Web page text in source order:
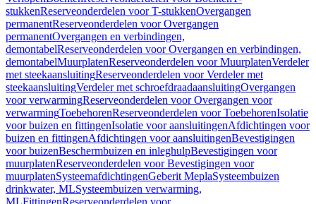
stukkenReserveonderdelen voor T-stukkenOvergangen
permanentReserveonderdelen voor Overgangen
permanentOvergangen en verbindingen,
demontabelReserveonderdelen voor Overgangen en verbindingen,
demontabelMuurplatenReserveonderdelen voor MuurplatenVerdeler
met steekaansluitingReserveonderdelen voor Verdeler met
steekaansluitingVerdeler met schroefdraadaansluitingOvergangen
voor verwarmingReserveonderdelen voor Overgangen voor
verwarmingToebehorenReserveonderdelen voor ToebehorenIsolatie
voor buizen en fittingenIsolatie voor aansluitingenAfdichtingen voor
buizen en fittingenAfdichtingen voor aansluitingenBevestigingen
voor buizenBeschermbuizen en inleghulpBevestigingen voor
muurplatenReserveonderdelen voor Bevestigingen voor
muurplatenSysteemafdichtingenGeberit MeplaSysteembuizen
drinkwater, MLSysteembuizen verwarming,
MLFittingenReserveonderdelen voor